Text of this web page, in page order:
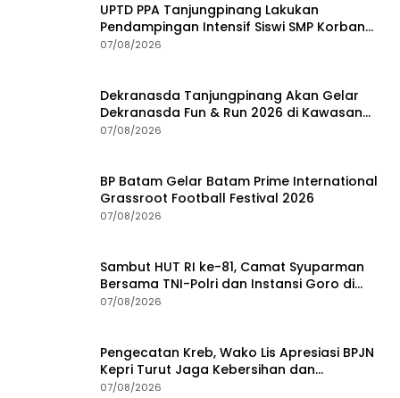
UPTD PPA Tanjungpinang Lakukan
Pendampingan Intensif Siswi SMP Korban
Asusila
07/08/2026
Dekranasda Tanjungpinang Akan Gelar
Dekranasda Fun & Run 2026 di Kawasan
Gedung Gonggong
07/08/2026
BP Batam Gelar Batam Prime International
Grassroot Football Festival 2026
07/08/2026
Sambut HUT RI ke-81, Camat Syuparman
Bersama TNI-Polri dan Instansi Goro di
Pantai Piwang
07/08/2026
Pengecatan Kreb, Wako Lis Apresiasi BPJN
Kepri Turut Jaga Kebersihan dan
Keindahan Ruas Jalan
07/08/2026